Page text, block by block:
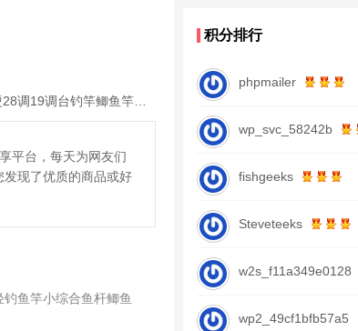
平台，每天为网友们
现了优质的商品或好
鱼竿小综合鱼杆鲫鱼
积分排行
phpmailer
wp_svc_58242b
fishgeeks
Steveteeks
w2s_f11a349e0128
wp2_49cf1bfb57a5